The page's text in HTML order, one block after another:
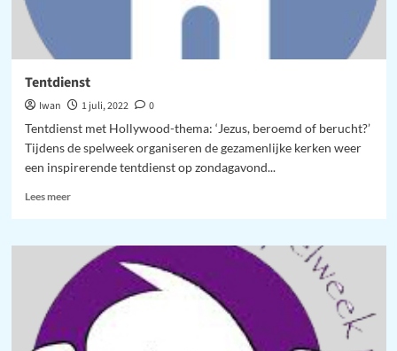
Tentdienst
Iwan 1 juli, 2022
0
Tentdienst met Hollywood-thema: ‘Jezus, beroemd of berucht?’
Tijdens de spelweek organiseren de gezamenlijke kerken weer
een inspirerende tentdienst op zondagavond...
Lees meerLees
Tentdienst